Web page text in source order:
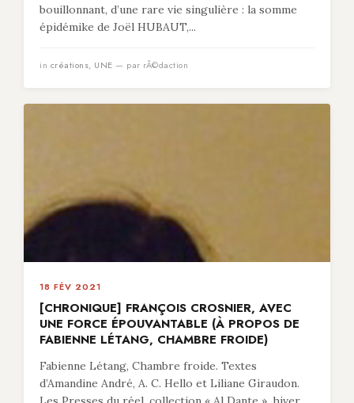
bouillonnant, d’une rare vie singulière : la somme
épidémike de Joël HUBAUT,...
in créations, UNE — par rÃ©daction
18 FÉV 2021
[CHRONIQUE] FRANÇOIS CROSNIER, AVEC
UNE FORCE ÉPOUVANTABLE (À PROPOS DE
FABIENNE LÉTANG, CHAMBRE FROIDE)
Fabienne Létang, Chambre froide. Textes
d’Amandine André, A. C. Hello et Liliane Giraudon.